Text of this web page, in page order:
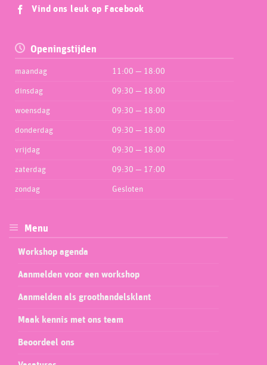
Vind ons leuk op Facebook
Openingstijden
maandag 11:00 — 18:00
dinsdag 09:30 — 18:00
woensdag 09:30 — 18:00
donderdag 09:30 — 18:00
vrijdag 09:30 — 18:00
zaterdag 09:30 — 17:00
zondag Gesloten
Menu
Workshop agenda
Aanmelden voor een workshop
Aanmelden als groothandelsklant
Maak kennis met ons team
Beoordeel ons